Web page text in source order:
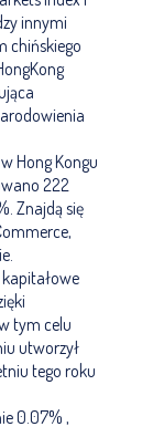
innymi
chińskiego
Hong Kongu
222
Znajdą się
tym celu
utworzył
tego roku
0.07% ,